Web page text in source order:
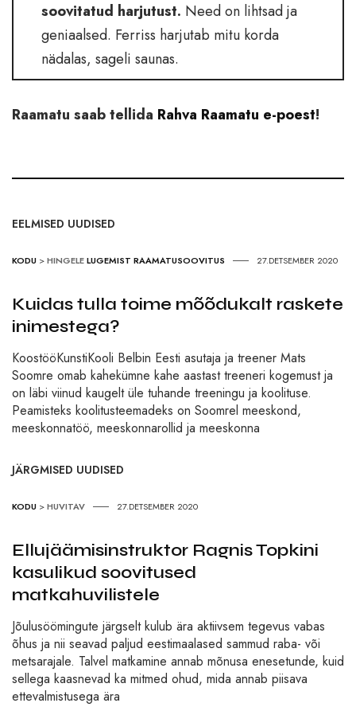
soovitatud harjutust. Need on lihtsad ja
geniaalsed. Ferriss harjutab mitu korda
nädalas, sageli saunas.
Raamatu saab tellida Rahva Raamatu e-poest!
EELMISED UUDISED
KODU >HINGELELUGEMIST RAAMATUSOOVITUS 27.DETSEMBER 2020
Kuidas tulla toime mõõdukalt raskete
inimestega?
KoostööKunstiKooli Belbin Eesti asutaja ja treener Mats
Soomre omab kahekümne kahe aastast treeneri kogemust ja
on läbi viinud kaugelt üle tuhande treeningu ja koolituse.
Peamisteks koolitusteemadeks on Soomrel meeskond,
meeskonnatöö, meeskonnarollid ja meeskonna
JÄRGMISED UUDISED
KODU >HUVITAV 27.DETSEMBER 2020
Ellujäämisinstruktor Ragnis Topkini
kasulikud soovitused
matkahuvilistele
Jõulusöömingute järgselt kulub ära aktiivsem tegevus vabas
õhus ja nii seavad paljud eestimaalased sammud raba- või
metsarajale. Talvel matkamine annab mõnusa enesetunde, kuid
sellega kaasnevad ka mitmed ohud, mida annab piisava
ettevalmistusega ära